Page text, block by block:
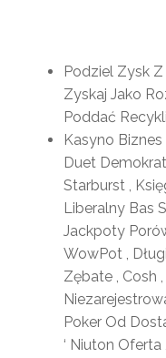
Podziel Zysk
Zyskaj Jako
Poddać
Kasyno
Duet
Starburst ,
Liberalny Bas
Jackpoty
WowPot ,
Zębate , Cosh
Poker Od
‘ Niuton